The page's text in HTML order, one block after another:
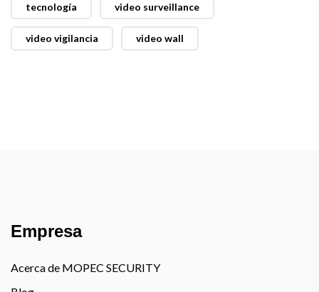
tecnología video surveillance
video vigilancia video wall
Empresa
Acerca de MOPEC SECURITY